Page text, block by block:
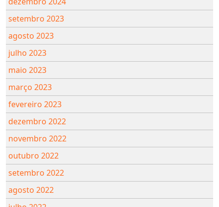
setembro 2023
agosto 2023
julho 2023
maio 2023
março 2023
fevereiro 2023
dezembro 2022
novembro 2022
outubro 2022
setembro 2022
agosto 2022